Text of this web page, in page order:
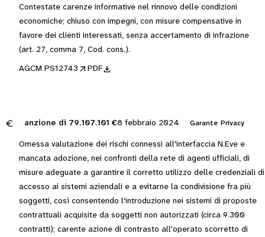
Contestate carenze informative nel rinnovo delle condizioni
economiche; chiuso con impegni, con misure compensative in
favore dei clienti interessati, senza accertamento di infrazione
(art. 27, comma 7, Cod. cons.).
AGCM PS12743 PDF
Sanzione di 79.107.101 €8 febbraio 2024 Garante Privacy
Omessa valutazione dei rischi connessi all'interfaccia N.Eve e
mancata adozione, nei confronti della rete di agenti ufficiali, di
misure adeguate a garantire il corretto utilizzo delle credenziali di
accesso ai sistemi aziendali e a evitarne la condivisione fra più
soggetti, così consentendo l'introduzione nei sistemi di proposte
contrattuali acquisite da soggetti non autorizzati (circa 9.300
contratti); carente azione di contrasto all'operato scorretto di